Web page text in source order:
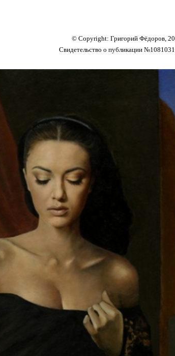
© Copyright: Григорий Фёдоров,
Свидетельство о публикации